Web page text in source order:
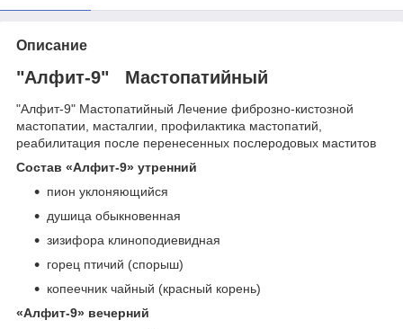
Описание
"Алфит-9" Мастопатийный
"Алфит-9" Мастопатийный Лечение фиброзно-кистозной
мастопатии, масталгии, профилактика мастопатий,
реабилитация после перенесенных послеродовых маститов
Состав «Алфит-9» утренний
пион уклоняющийся
душица обыкновенная
зизифора клиноподиевидная
горец птичий (спорыш)
копеечник чайный (красный корень)
«Алфит-9» вечерний